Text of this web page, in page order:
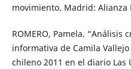
movimiento. Madrid: Alianza
ROMERO, Pamela.
informativa de Camila
chileno 2011 en el diario Las